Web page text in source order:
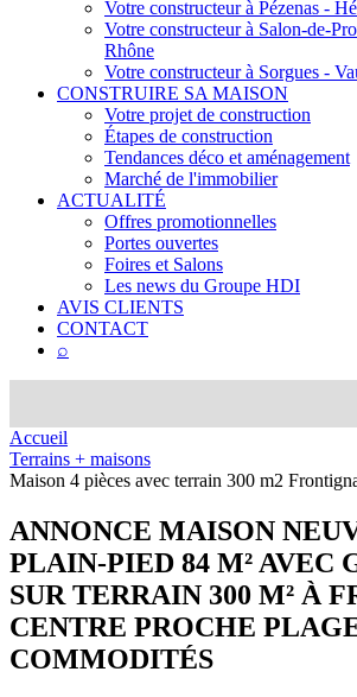
Votre constructeur à Pézenas -
Votre constructeur à Salon-de-
Rhône
Votre constructeur à Sorgues -
CONSTRUIRE SA MAISON
Votre projet de construction
Étapes de construction
Tendances déco et aménagement
Marché de l'immobilier
ACTUALITÉ
Offres promotionnelles
Portes ouvertes
Foires et Salons
Les news du Groupe HDI
AVIS CLIENTS
CONTACT
⌕
Accueil
Terrains + maisons
Maison 4 pièces avec terrain 300 m2
ANNONCE MAISON
PLAIN-PIED 84 M² AVEC
SUR TERRAIN 300 M² À
CENTRE PROCHE
COMMODITÉS